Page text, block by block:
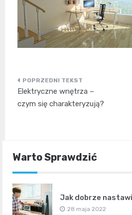
Nawigacja
wpisu
Elektryczne wnętrza –
czym się charakteryzują?
Warto Sprawdzić
Jak dobrze
28 maja 2022